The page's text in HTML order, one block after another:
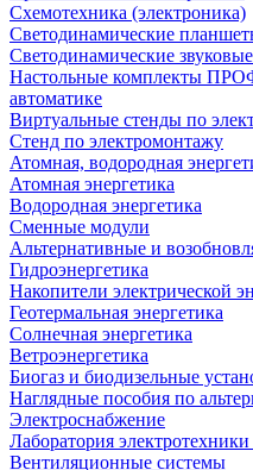
Схемотехника (электроника)
Светодинамические
Светодинамические
Настольные комплекты
автоматике
Виртуальные стенды по
Стенд по электромонтажу
Атомная, водородная
Атомная энергетика
Водородная энергетика
Сменные модули
Альтернативные и
Гидроэнергетика
Накопители электрической
Геотермальная энергетика
Солнечная энергетика
Ветроэнергетика
Биогаз и биодизельные
Наглядные пособия по
Электроснабжение
Лаборатория
Вентиляционные системы